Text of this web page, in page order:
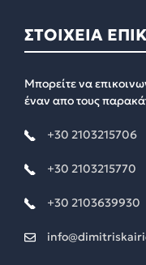
ΣΤΟΙΧΕΙΑ
Μπορείτε να
έναν απο τους
+30 2103215706
+30 2103215770
+30 2103639930